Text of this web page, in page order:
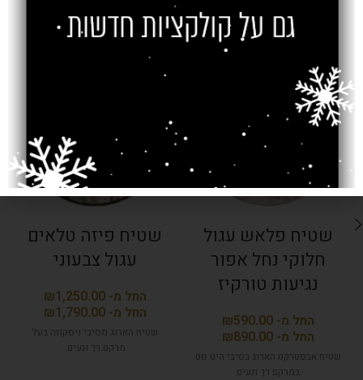
מוצרים קשורים
SOLD OUT
שטיח פלאש עגול
חלוקי נחל אפור
נגיעות טורקיז
₪
₪
שטיח אבסטרקט הארוג בסיבי היט סט
במרקם רך ונעים
SOLD OUT
שטיח פיזה טלאים
עגול צבעוני
₪
₪
שטיח הארוג מסיבי ויסקוזה בעל
מרקם רך ונעים.